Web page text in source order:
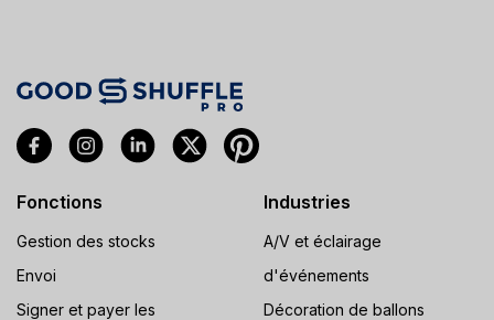
Fonctions
Gestion des stocks
Envoi
Signer et payer les
Industries
A/V et éclairage
d'événements
Décoration de ballons